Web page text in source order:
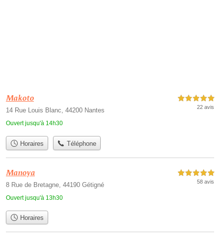
Makoto
14 Rue Louis Blanc, 44200 Nantes
Ouvert jusqu'à 14h30
5,0 étoiles sur 5
22 avis
Horaires Téléphone
Manoya
8 Rue de Bretagne, 44190 Gétigné
Ouvert jusqu'à 13h30
5,0 étoiles sur 5
58 avis
Horaires